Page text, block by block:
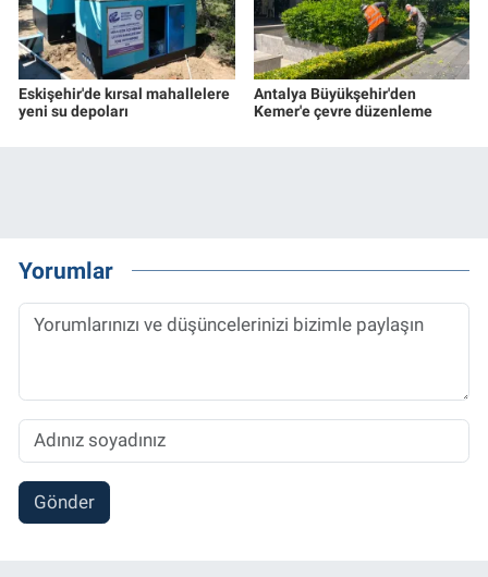
Eskişehir'de kırsal mahallelere
yeni su depoları
Antalya Büyükşehir'den
Kemer'e çevre düzenleme
Yorumlar
Gönder